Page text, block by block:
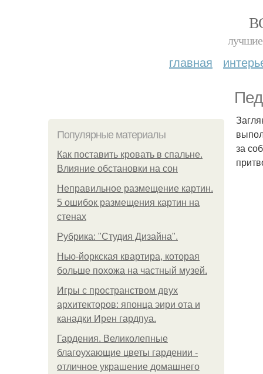
лучшие
главная
Популярные материалы
Как поставить кровать в спальне.
Влияние обстановки на сон
Неправильное размещение картин.
5 ошибок размещения картин на
стенах
Рубрика: "Студия Дизайна".
Нью-йоркская квартира, которая
больше похожа на частный музей.
Игры с пространством двух
архитекторов: японца эири ота и
канадки Ирен гардпуа.
Гардения. Великолепные
благоухающие цветы гардении -
отличное украшение домашнего
за